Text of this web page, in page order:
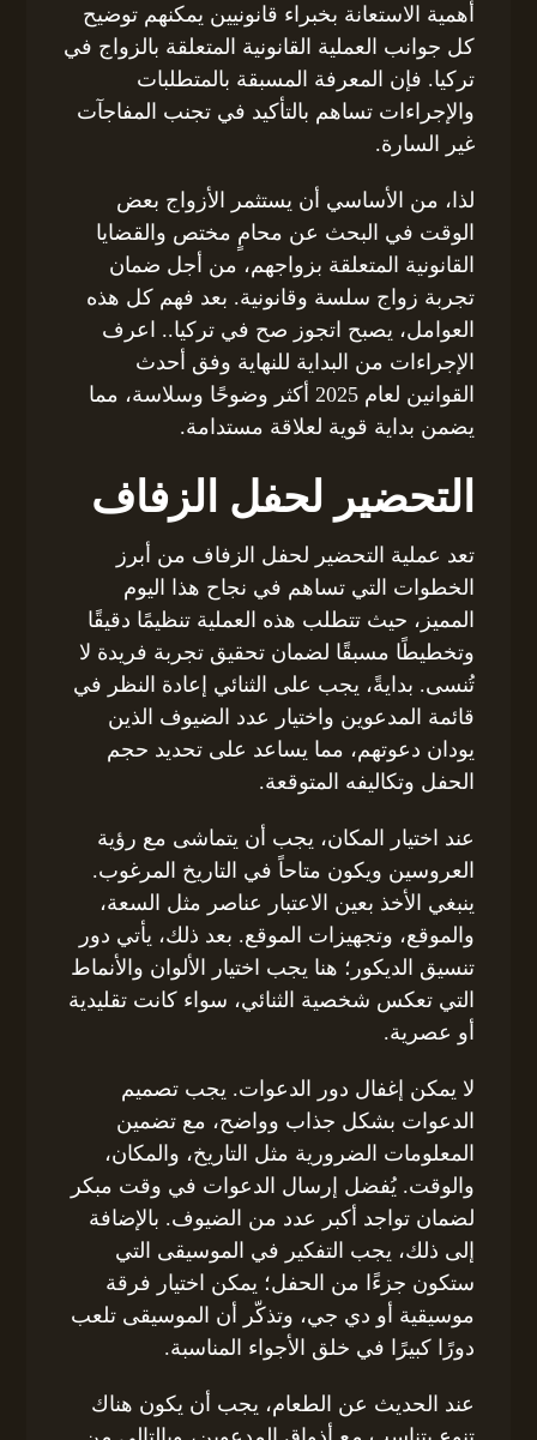
أهمية الاستعانة بخبراء قانونيين يمكنهم توضيح
كل جوانب العملية القانونية المتعلقة بالزواج في
تركيا. فإن المعرفة المسبقة بالمتطلبات
والإجراءات تساهم بالتأكيد في تجنب المفاجآت
غير السارة.
لذا، من الأساسي أن يستثمر الأزواج بعض
الوقت في البحث عن محامٍ مختص والقضايا
القانونية المتعلقة بزواجهم، من أجل ضمان
تجربة زواج سلسة وقانونية. بعد فهم كل هذه
العوامل، يصبح اتجوز صح في تركيا.. اعرف
الإجراءات من البداية للنهاية وفق أحدث
القوانين لعام 2025 أكثر وضوحًا وسلاسة، مما
يضمن بداية قوية لعلاقة مستدامة.
التحضير لحفل الزفاف
تعد عملية التحضير لحفل الزفاف من أبرز
الخطوات التي تساهم في نجاح هذا اليوم
المميز، حيث تتطلب هذه العملية تنظيمًا دقيقًا
وتخطيطًا مسبقًا لضمان تحقيق تجربة فريدة لا
تُنسى. بدايةً، يجب على الثنائي إعادة النظر في
قائمة المدعوين واختيار عدد الضيوف الذين
يودان دعوتهم، مما يساعد على تحديد حجم
الحفل وتكاليفه المتوقعة.
عند اختيار المكان، يجب أن يتماشى مع رؤية
العروسين ويكون متاحاً في التاريخ المرغوب.
ينبغي الأخذ بعين الاعتبار عناصر مثل السعة،
والموقع، وتجهيزات الموقع. بعد ذلك، يأتي دور
تنسيق الديكور؛ هنا يجب اختيار الألوان والأنماط
التي تعكس شخصية الثنائي، سواء كانت تقليدية
أو عصرية.
لا يمكن إغفال دور الدعوات. يجب تصميم
الدعوات بشكل جذاب وواضح، مع تضمين
المعلومات الضرورية مثل التاريخ، والمكان،
والوقت. يُفضل إرسال الدعوات في وقت مبكر
لضمان تواجد أكبر عدد من الضيوف. بالإضافة
إلى ذلك، يجب التفكير في الموسيقى التي
ستكون جزءًا من الحفل؛ يمكن اختيار فرقة
موسيقية أو دي جي، وتذكّر أن الموسيقى تلعب
دورًا كبيرًا في خلق الأجواء المناسبة.
عند الحديث عن الطعام، يجب أن يكون هناك